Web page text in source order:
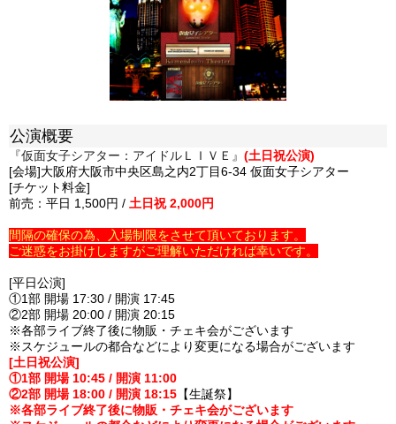
公演概要
『仮面女子シアター：アイドルＬＩＶＥ』 (土日祝公演)
[会場]大阪府大阪市中央区島之内2丁目6-34 仮面女子シアター
[チケット料金]
前売：平日 1,500円 / 土日祝 2,000円
間隔の確保の為、入場制限をさせて頂いております。
ご迷惑をお掛けしますがご理解いただければ幸いです。
[平日公演]
①1部 開場 17:30 / 開演 17:45
②2部 開場 20:00 / 開演 20:15
※各部ライブ終了後に物販・チェキ会がございます
※スケジュールの都合などにより変更になる場合がございます
[土日祝公演]
①1部 開場 10:45 / 開演 11:00
②2部 開場 18:00 / 開演 18:15 【生誕祭】
※各部ライブ終了後に物販・チェキ会がございます